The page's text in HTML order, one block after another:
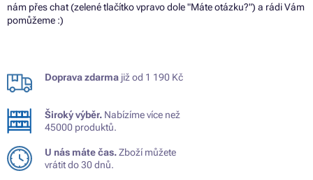
nám přes chat (zelené tlačítko vpravo dole "Máte otázku?") a rádi Vám
pomůžeme :)
Doprava zdarma již od 1 190 Kč
Široký výběr. Nabízíme více než
45000 produktů.
U nás máte čas.Zboží můžete
vrátit do 30 dnů.